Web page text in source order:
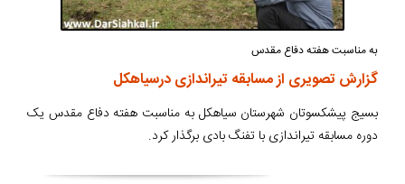
به مناسبت هفته دفاع مقدس
گزارش تصویری از مسابقه تیراندازی درسیاهکل
بسیج پیشکسوتان شهرستان سیاهکل به مناسبت هفته دفاع مقدس یک
دوره مسابقه تیراندازی با تفنگ بادی برگذار کرد.